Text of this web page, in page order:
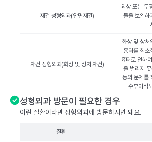
재건 성형외과(안면재건)
외상 또는 두
들을 보완하
재건 성형외과(화상 및 상처 재건)
화상 및 상처
흉터를 최소
흉터로 인하
을 벌리지
등의 문제를
수부이식
성형외과 방문이 필요한 경우
이런 질환이라면 성형외과에 방문하시면 돼요.
질환